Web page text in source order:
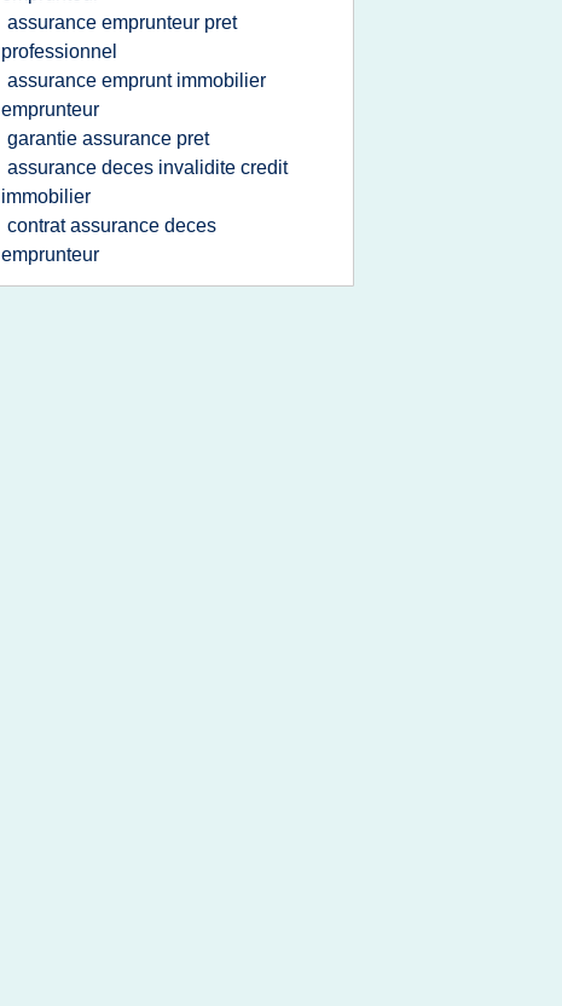
assurance emprunteur pret
professionnel
assurance emprunt immobilier
emprunteur
garantie assurance pret
assurance deces invalidite credit
immobilier
contrat assurance deces
emprunteur